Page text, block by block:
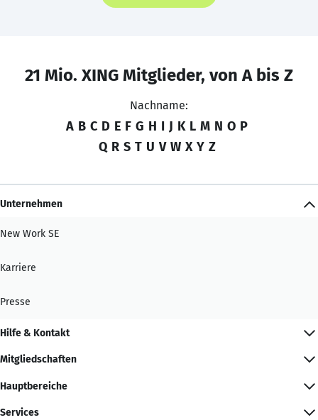
21 Mio. XING Mitglieder, von A bis Z
Nachname:
A B C D E F G H I J K L M N O P
Q R S T U V W X Y Z
Unternehmen
New Work SE
Karriere
Presse
Hilfe & Kontakt
Mitgliedschaften
Hauptbereiche
Services